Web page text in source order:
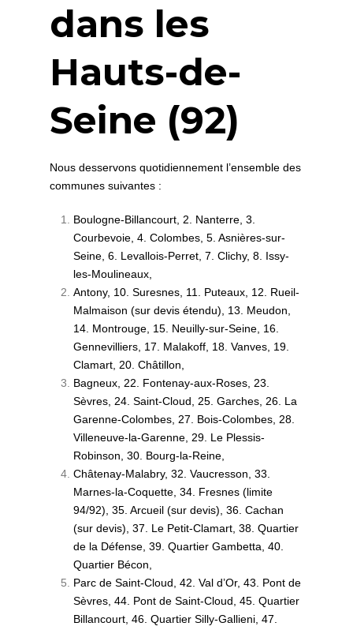
dans les
Hauts-de-
Seine (92)
Nous desservons quotidiennement l’ensemble des
communes suivantes :
Boulogne-Billancourt, 2. Nanterre, 3.
Courbevoie, 4. Colombes, 5. Asnières-sur-
Seine, 6. Levallois-Perret, 7. Clichy, 8. Issy-
les-Moulineaux,
Antony, 10. Suresnes, 11. Puteaux, 12. Rueil-
Malmaison (sur devis étendu), 13. Meudon,
14. Montrouge, 15. Neuilly-sur-Seine, 16.
Gennevilliers, 17. Malakoff, 18. Vanves, 19.
Clamart, 20. Châtillon,
Bagneux, 22. Fontenay-aux-Roses, 23.
Sèvres, 24. Saint-Cloud, 25. Garches, 26. La
Garenne-Colombes, 27. Bois-Colombes, 28.
Villeneuve-la-Garenne, 29. Le Plessis-
Robinson, 30. Bourg-la-Reine,
Châtenay-Malabry, 32. Vaucresson, 33.
Marnes-la-Coquette, 34. Fresnes (limite
94/92), 35. Arcueil (sur devis), 36. Cachan
(sur devis), 37. Le Petit-Clamart, 38. Quartier
de la Défense, 39. Quartier Gambetta, 40.
Quartier Bécon,
Parc de Saint-Cloud, 42. Val d’Or, 43. Pont de
Sèvres, 44. Pont de Saint-Cloud, 45. Quartier
Billancourt, 46. Quartier Silly-Gallieni, 47.